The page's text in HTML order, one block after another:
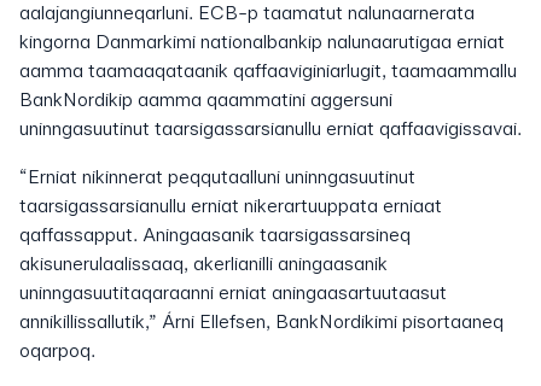
aalajangiunneqarluni. ECB-p taamatut nalunaarnerata
kingorna Danmarkimi nationalbankip nalunaarutigaa erniat
aamma taamaaqataanik qaffaaviginiarlugit, taamaammallu
BankNordikip aamma qaammatini aggersuni
uninngasuutinut taarsigassarsianullu erniat qaffaavigissavai.
“Erniat nikinnerat peqqutaalluni uninngasuutinut
taarsigassarsianullu erniat nikerartuuppata erniaat
qaffassapput. Aningaasanik taarsigassarsineq
akisunerulaalissaaq, akerlianilli aningaasanik
uninngasuutitaqaraanni erniat aningaasartuutaasut
annikillissallutik,” Árni Ellefsen, BankNordikimi pisortaaneq
oqarpoq.